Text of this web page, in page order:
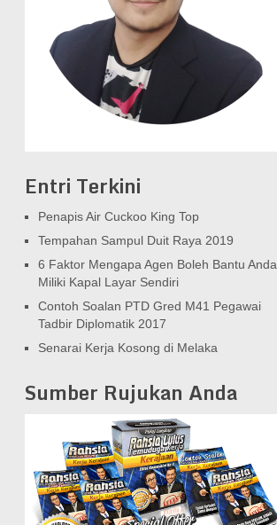
Entri Terkini
Penapis Air Cuckoo King Top
Tempahan Sampul Duit Raya 2019
6 Faktor Mengapa Agen Boleh Bantu Anda
Miliki Kapal Layar Sendiri
Contoh Soalan PTD Gred M41 Pegawai
Tadbir Diplomatik 2017
Senarai Kerja Kosong di Melaka
Sumber Rujukan Anda